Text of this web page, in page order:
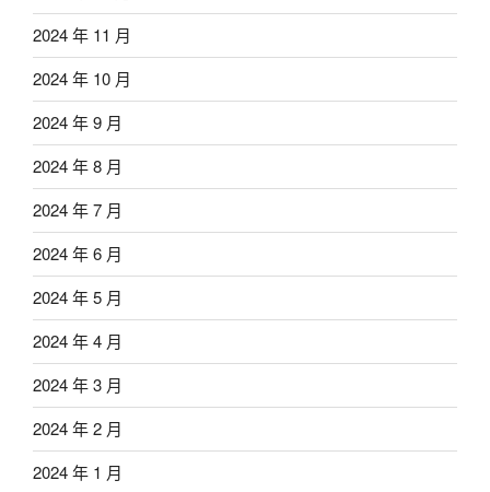
2024 年 11 月
2024 年 10 月
2024 年 9 月
2024 年 8 月
2024 年 7 月
2024 年 6 月
2024 年 5 月
2024 年 4 月
2024 年 3 月
2024 年 2 月
2024 年 1 月